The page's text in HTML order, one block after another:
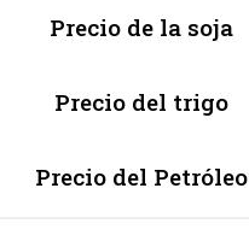
Precio de la soja
Precio del trigo
Precio del Petróleo